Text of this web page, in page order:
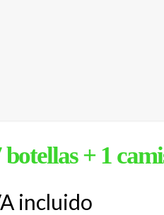
botellas + 1
incluido